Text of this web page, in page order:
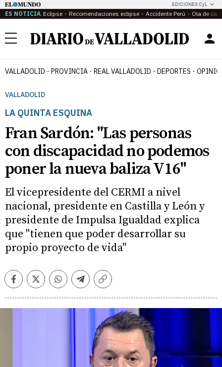
EDICIONES CyL
ES NOTICIA Eclipse Recomendaciones eclipse Accidente Perú Ola de
Menú
VALLADOLID PROVINCIA REAL VALLADOLID DEPORTES
VALLADOLID
LA QUINTA ESQUINA
Fran Sardón: "Las personas
con discapacidad no podemos
poner la nueva baliza V16"
El vicepresidente del CERMI a nivel
nacional, presidente en Castilla y León y
presidente de Impulsa Igualdad explica
que "tienen que poder desarrollar su
propio proyecto de vida"
FacebookTwitterWhatsappTelegramCopiar